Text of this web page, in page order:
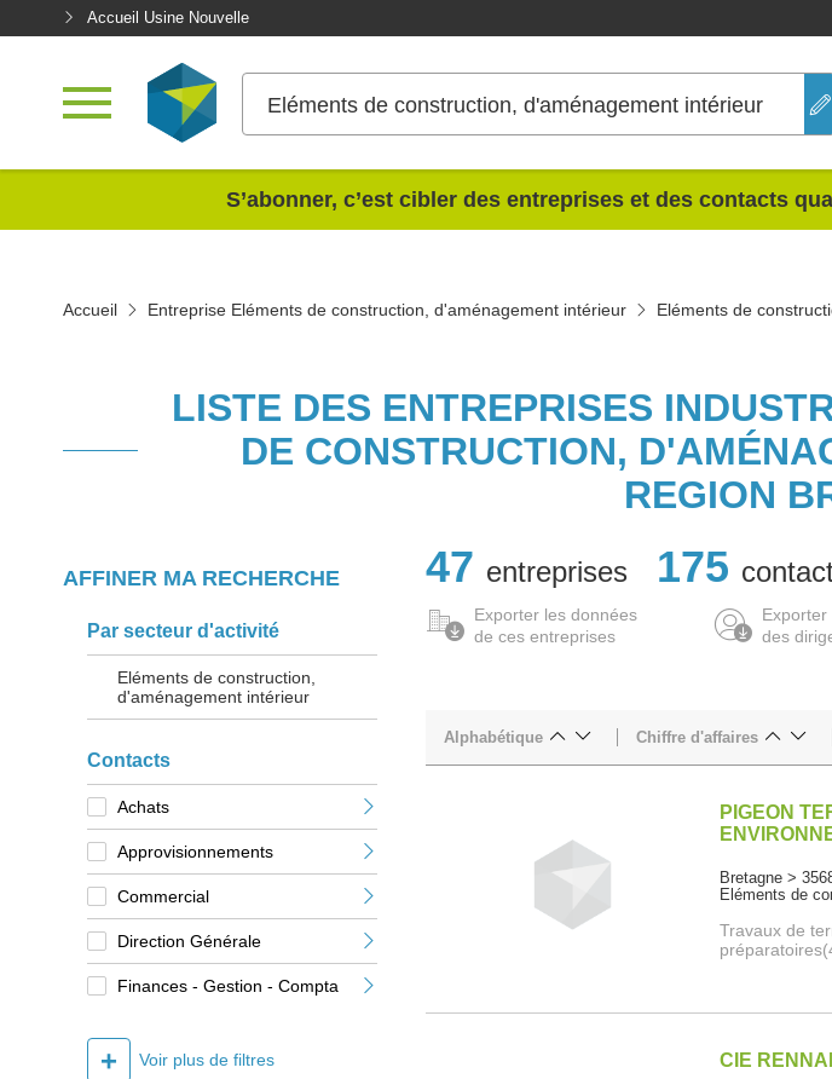
Accueil Usine Nouvelle
Eléments de construction, d'aménagement intérieur
S’abonner, c’est cibler des entreprises et des contacts
Accueil Entreprise Eléments de construction, d'aménagement intérieur Eléments de
LISTE DES ENTREPRISES
DE CONSTRUCTION,
REGION
AFFINER MA RECHERCHE
Par secteur d'activité
Eléments de construction,
d'aménagement intérieur
Contacts
Achats
Approvisionnements
Commercial
Direction Générale
Finances - Gestion - Compta
+ Voir plus de filtres
47 entreprises 175
Exporter les données
de ces entreprises
Exporter
des
Alphabétique Chiffre d'affaires
PIGEON
Bretagne >
Eléments de
Travaux de
CIE